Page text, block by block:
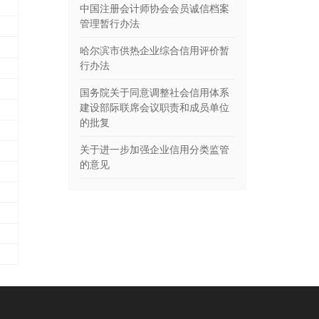
中国注册会计师协会会员诚信档案
管理暂行办法
哈尔滨市供热企业综合信用评价暂
行办法
国务院关于同意调整社会信用体系
建设部际联席会议职责和成员单位
的批复
关于进一步加强企业信用分类监管
的意见